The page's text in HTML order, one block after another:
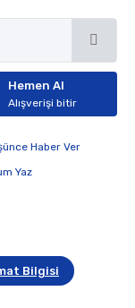
Hemen Al
Alışverişi bitir
Haber Ver
Yaz
Bilgisi